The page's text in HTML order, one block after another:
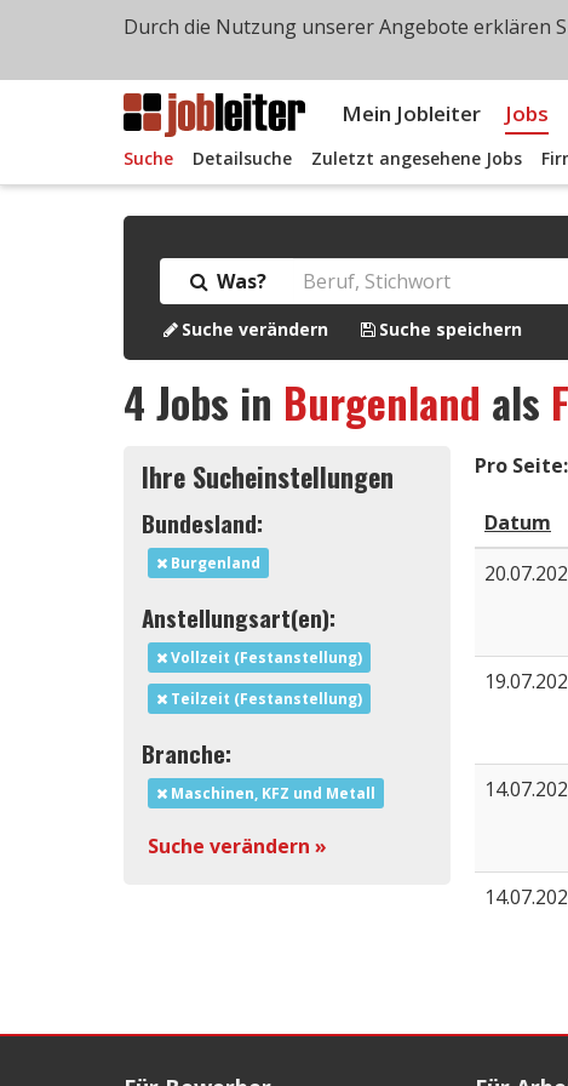
Mein Jobleiter Jobs
Suche Detailsuche Zuletzt angesehene Jobs
Was?
Suche verändern Suche speichern
4Jobs in Burgenland als
Ihre Sucheinstellungen
Bundesland:
Burgenland
Anstellungsart(en):
Vollzeit (Festanstellung)
Teilzeit (Festanstellung)
Branche:
Maschinen, KFZ und Metall
Suche verändern »
Pro Seite:
Datum
Durch die Nutzung unserer Angebote erklären